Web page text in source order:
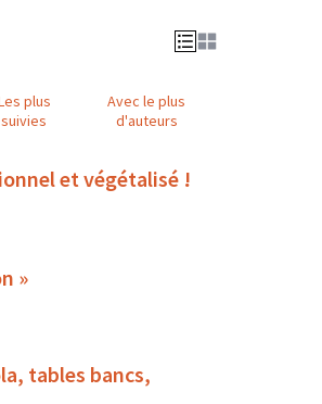
plus
suivies
Avec le plus
d'auteurs
et végétalisé !
Jean de Lyon »
tables bancs,